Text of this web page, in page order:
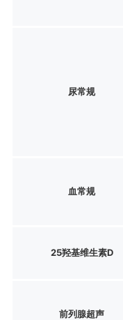
尿常规
血常规
25羟基维生素D
前列腺超声